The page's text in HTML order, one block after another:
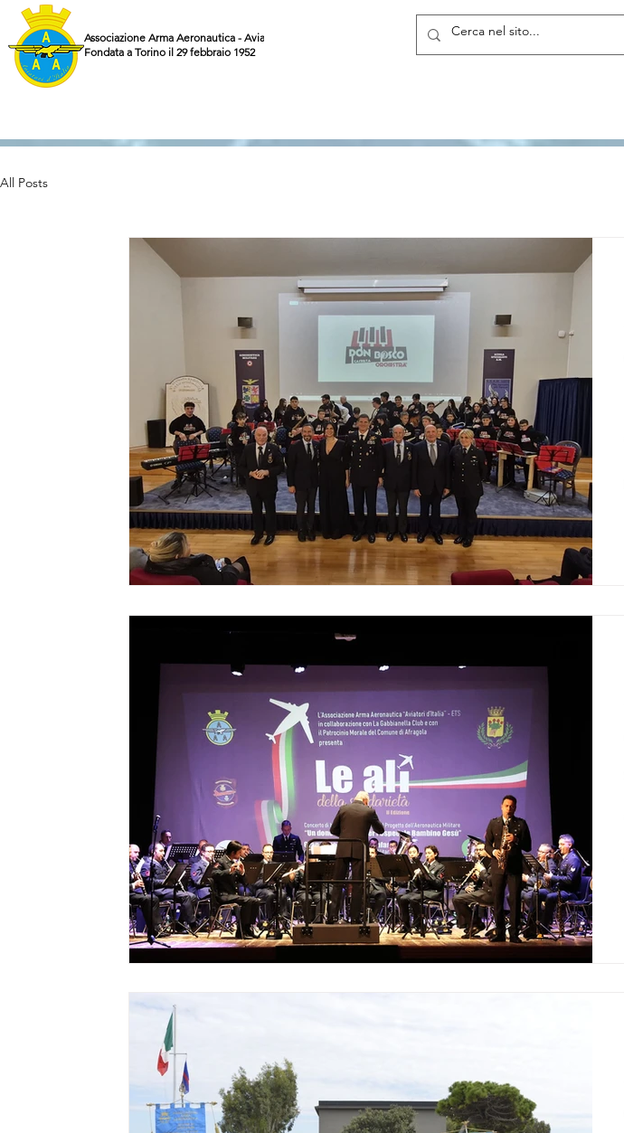
Associazione Arma Aeronautica - Aviatori d'Italia ETS
Fondata a Torino il 29 febbraio 1952
All Posts